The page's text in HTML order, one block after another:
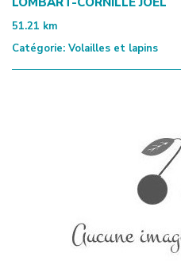
51.21 km
Catégorie: Volailles et lapins